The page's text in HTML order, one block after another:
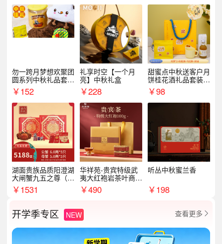
勿一跨月梦想欢聚团
圆系列中秋礼品套装
企业送客户商务伴手
礼
￥152
礼享时空【一个月
亮】中秋礼盒
￥228
甜蜜点中秋送客户月
饼桂花酒礼品套装D
AL1377
￥98
湖面贵族品质阳澄湖
大闸蟹九五之尊（卡
券）5188型
￥1531
华祥苑-贵宾特级武
夷大红袍岩茶叶商务
礼盒中秋节送长辈1
00g
￥490
听丛中秋蜜兰香
￥198
开学季专区 NEW 查看更多 